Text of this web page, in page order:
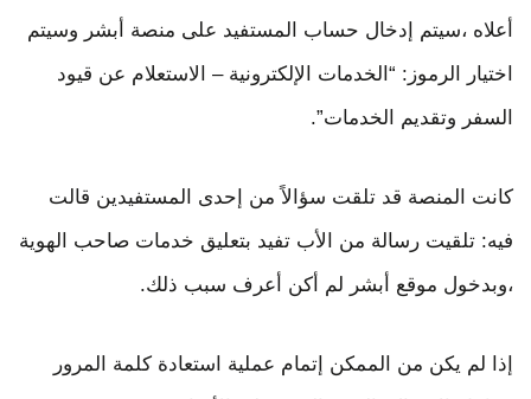
أعلاه ،سيتم إدخال حساب المستفيد على منصة أبشر وسيتم
اختيار الرموز: “الخدمات الإلكترونية – الاستعلام عن قيود
السفر وتقديم الخدمات”.
كانت المنصة قد تلقت سؤالاً من إحدى المستفيدين قالت
فيه: تلقيت رسالة من الأب تفيد بتعليق خدمات صاحب الهوية
،وبدخول موقع أبشر لم أكن أعرف سبب ذلك.
إذا لم يكن من الممكن إتمام عملية استعادة كلمة المرور